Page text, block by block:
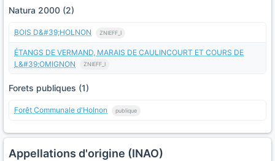
Natura 2000 (2)
BOIS D&#39;HOLNON ZNIEFF_I
ÉTANGS DE VERMAND, MARAIS DE CAULINCOURT ET COURS DE
L&#39;OMIGNON
ZNIEFF_I
Forets publiques (1)
Forêt Communale d'Holnon publique
Appellations d'origine (INAO)